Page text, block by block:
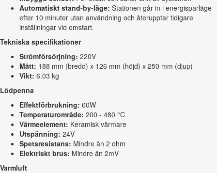
Automatiskt stand-by-läge: Stationen går in i energisparläge
efter 10 minuter utan användning och återupptar tidigare
inställningar vid omstart.
Tekniska specifikationer
Strömförsörjning: 220V
Mått: 188 mm (bredd) x 126 mm (höjd) x 250 mm (djup)
Vikt: 6.03 kg
Lödpenna
Effektförbrukning: 60W
Temperaturområde: 200 - 480 °C
Värmeelement: Keramisk värmare
Utspänning: 24V
Spetsresistans: Mindre än 2 ohm
Elektriskt brus: Mindre än 2mV
Varmluft